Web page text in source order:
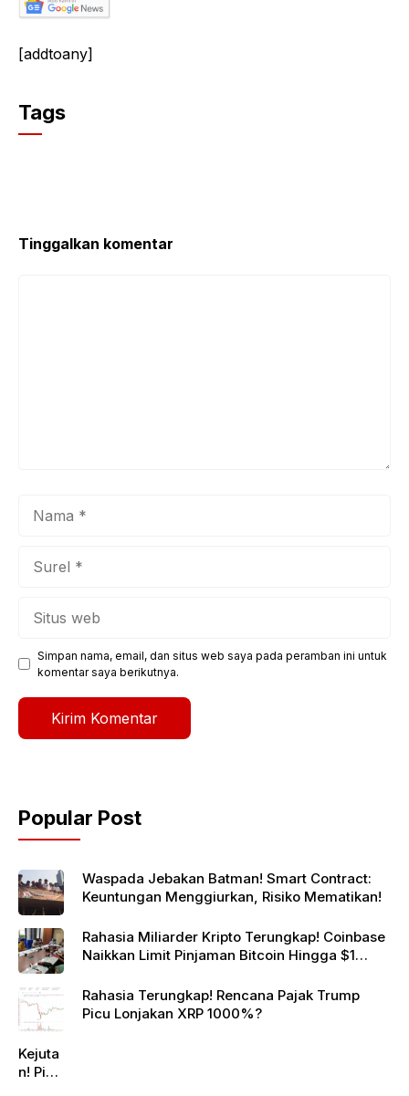
[addtoany]
Tags
Tinggalkan komentar
Simpan nama, email, dan situs web saya pada peramban ini untuk
komentar saya berikutnya.
Popular Post
Waspada Jebakan Batman! Smart Contract:
Keuntungan Menggiurkan, Risiko Mematikan!
Rahasia Miliarder Kripto Terungkap! Coinbase
Naikkan Limit Pinjaman Bitcoin Hingga $1
Rahasia Terungkap! Rencana Pajak Trump
Picu Lonjakan XRP 1000%?
Kejuta
n! Pi